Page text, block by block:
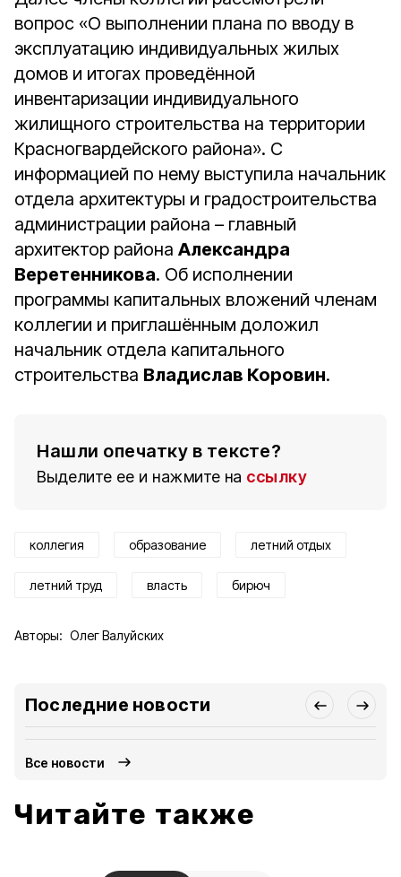
вопрос «О выполнении плана по вводу в
эксплуатацию индивидуальных жилых
домов и итогах проведённой
инвентаризации индивидуального
жилищного строительства на территории
Красногвардейского района». С
информацией по нему выступила начальник
отдела архитектуры и градостроительства
администрации района – главный
архитектор района Александра
Веретенникова. Об исполнении
программы капитальных вложений членам
коллегии и приглашённым доложил
начальник отдела капитального
строительства Владислав Коровин.
Нашли опечатку в тексте?
Выделите ее и нажмите на ссылку
коллегия образование летний отдых
летний труд власть бирюч
Авторы: Олег Валуйских
Последние новости
Все новости
Читайте также